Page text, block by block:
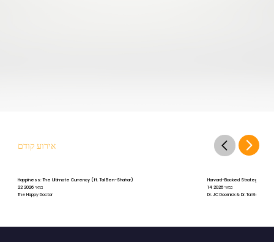
אירוע קודם
Happiness: The Ultimate Currency (ft. Tal Ben-Shahar)
22 במאי 2026
The Happy Doctor
Harvard-Backed Strategies for
14 במאי 2026
Dr. JC Doornick & Dr. Tal Ben-